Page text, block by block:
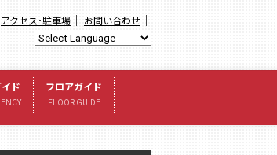
アクセス･駐車場｜ お問い合わせ｜
ド フロアガイド
FLOOR GUIDE